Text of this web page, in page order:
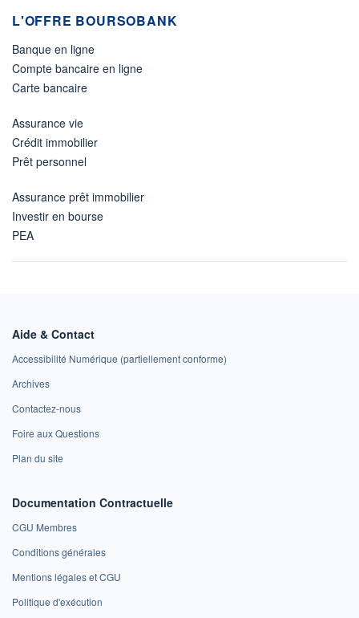
L'OFFRE BOURSOBANK
Banque en ligne
Compte bancaire en ligne
Carte bancaire
Assurance vie
Crédit immobilier
Prêt personnel
Assurance prêt immobilier
Investir en bourse
PEA
Aide & Contact
Accessibilité Numérique (partiellement conforme)
Archives
Contactez-nous
Foire aux Questions
Plan du site
Documentation Contractuelle
CGU Membres
Conditions générales
Mentions légales et CGU
Politique d'exécution